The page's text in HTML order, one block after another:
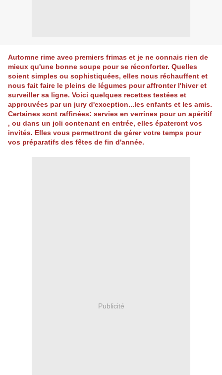
Automne rime avec premiers frimas et je ne connais rien de
mieux qu'une bonne soupe pour se réconforter. Quelles
soient simples ou sophistiquées, elles nous réchauffent et
nous fait faire le pleins de légumes pour affronter l'hiver et
surveiller sa ligne. Voici quelques recettes testées et
approuvées par un jury d'exception...les enfants et les amis.
Certaines sont raffinées: servies en verrines pour un apéritif
, ou dans un joli contenant en entrée, elles épateront vos
invités. Elles vous permettront de gérer votre temps pour
vos préparatifs des fêtes de fin d'année.
Publicité